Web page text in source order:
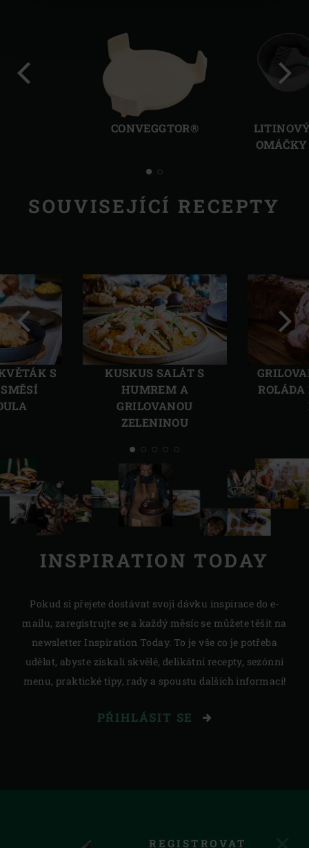
CONVEGGTOR®
SOUVISEJÍCÍ RECEPTY
S
KUSKUS SALÁT S
HUMREM A
GRILOVANOU
ZELENINOU
ROLÁDA
Předchozí
INSPIRATION TODAY
Pokud si přejete dostávat svoji dávku inspirace do e-
mailu, zaregistrujte se a každý měsíc se můžete těšit na
newsletter Inspiration Today. To je vše co je potřeba
udělat, abyste získali skvělé, delikátní recepty, sezónní
menu, praktické tipy, rady a spoustu dalších informací!
PŘIHLÁSIT SE
REGISTROVAT